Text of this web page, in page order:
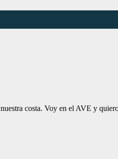
costa. Voy en el AVE y